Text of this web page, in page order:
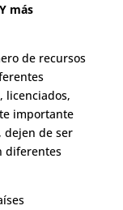
más
de recursos
licenciados,
importante
dejen de ser
diferentes